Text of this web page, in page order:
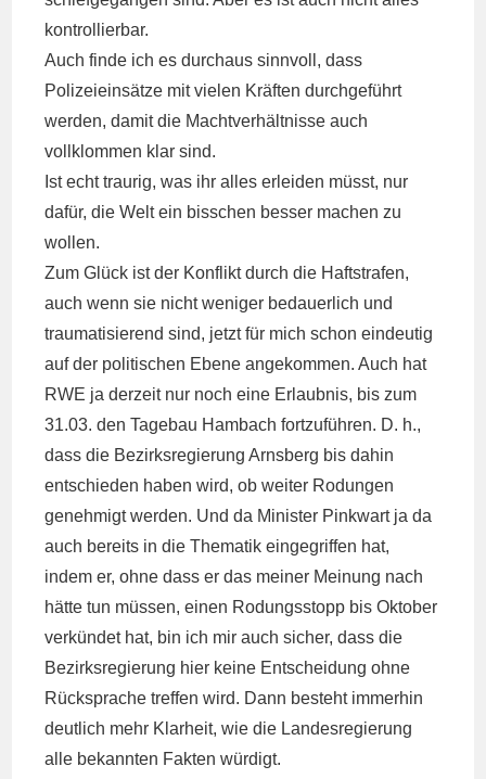
kontrollierbar.
Auch finde ich es durchaus sinnvoll, dass
Polizeieinsätze mit vielen Kräften durchgeführt
werden, damit die Machtverhältnisse auch
vollklommen klar sind.
Ist echt traurig, was ihr alles erleiden müsst, nur
dafür, die Welt ein bisschen besser machen zu
wollen.
Zum Glück ist der Konflikt durch die Haftstrafen,
auch wenn sie nicht weniger bedauerlich und
traumatisierend sind, jetzt für mich schon eindeutig
auf der politischen Ebene angekommen. Auch hat
RWE ja derzeit nur noch eine Erlaubnis, bis zum
31.03. den Tagebau Hambach fortzuführen. D. h.,
dass die Bezirksregierung Arnsberg bis dahin
entschieden haben wird, ob weiter Rodungen
genehmigt werden. Und da Minister Pinkwart ja da
auch bereits in die Thematik eingegriffen hat,
indem er, ohne dass er das meiner Meinung nach
hätte tun müssen, einen Rodungsstopp bis Oktober
verkündet hat, bin ich mir auch sicher, dass die
Bezirksregierung hier keine Entscheidung ohne
Rücksprache treffen wird. Dann besteht immerhin
deutlich mehr Klarheit, wie die Landesregierung
alle bekannten Fakten würdigt.